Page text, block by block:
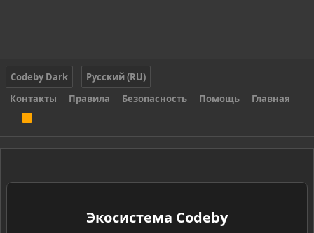
Codeby Dark
Русский (RU)
Контакты
Правила Безопасность Помощь Главная
S
Экосистема Codeby